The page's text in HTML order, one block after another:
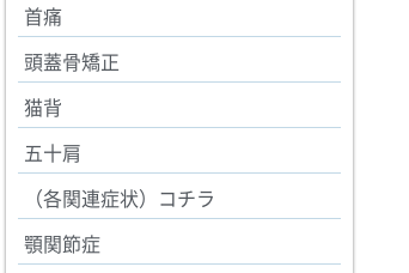
首痛
頭蓋骨矯正
猫背
五十肩
（各関連症状）コチラ
顎関節症